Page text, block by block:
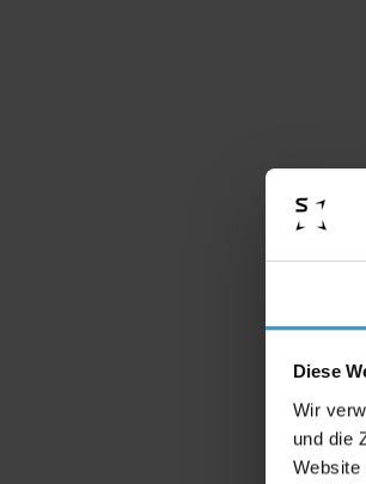
Diese
Wir
und die
Website